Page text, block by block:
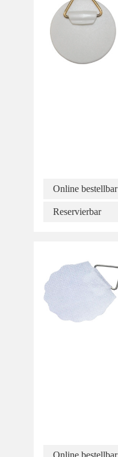
Online bestellbar
Reservierbar
Online bestellbar